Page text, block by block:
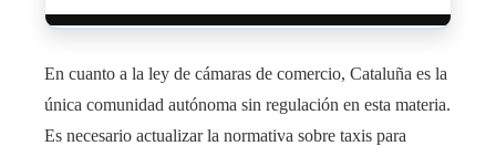
En cuanto a la ley de cámaras de comercio, Cataluña es la
única comunidad autónoma sin regulación en esta materia.
Es necesario actualizar la normativa sobre taxis para